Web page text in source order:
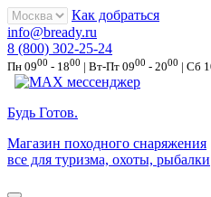
Как добраться
info@bready.ru
8 (800) 302-25-24
Пн 0900 - 1800 | Вт-Пт 0900 - 2000 | Сб
Будь Готов.
Магазин походного снаряжения
все для туризма, охоты, рыбалки